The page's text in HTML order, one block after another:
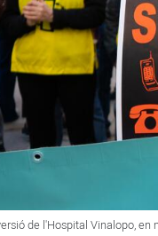
de l'Hospital Vinalopo,